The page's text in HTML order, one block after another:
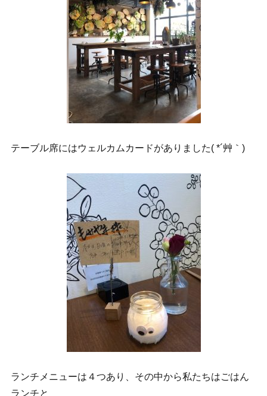
テーブル席にはウェルカムカードがありました( *´艸｀)
ランチメニューは４つあり、その中から私たちはごはん
ランチと